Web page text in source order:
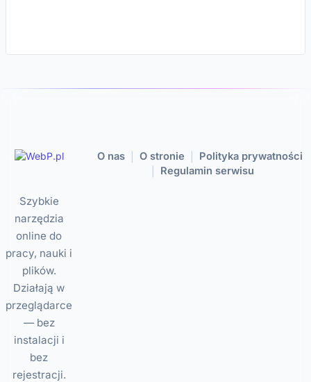
Szybkie
narzędzia
online do
pracy, nauki i
plików.
Działają w
przeglądarce
— bez
instalacji i
bez
rejestracji.
O nas O stronie Polityka prywatności
Regulamin serwisu